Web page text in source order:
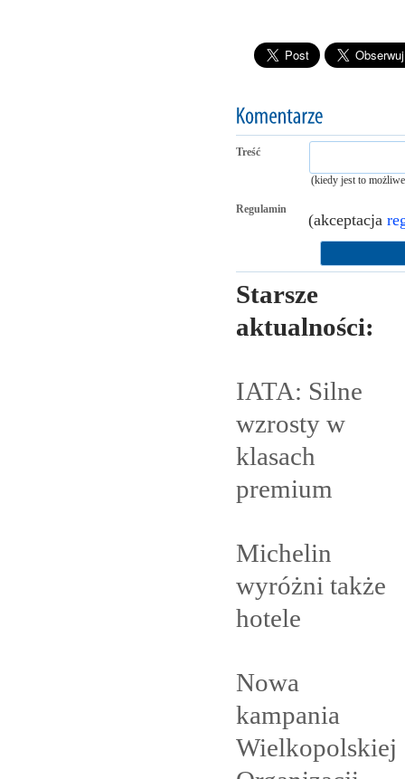
Treść
(kiedy jest to
Regulamin
(akceptacja
Starsze
aktualności:
IATA: Silne
wzrosty w
klasach
premium
Michelin
wyróżni także
hotele
Nowa
kampania
Wielkopolskiej